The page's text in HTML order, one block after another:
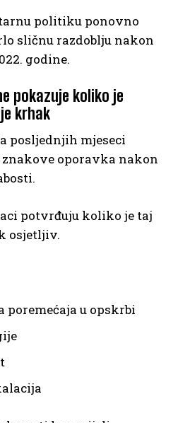
politiku ponovno
sličnu razdoblju nakon
godine.
pokazuje koliko je
krhak
posljednjih mjeseci
oporavka nakon
potvrđuju koliko je taj
osjetljiv.
poremećaja u opskrbi